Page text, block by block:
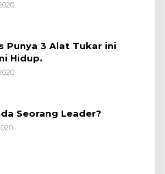
Waspada.
Punya 3 Alat Tukar ini
Hidup.
Seorang Leader?